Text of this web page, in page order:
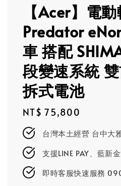
【Acer】電
Predator
車 搭配
段變速系統
拆式電池
Regular
price
NT$ 75,800
台灣本土經營 台中大
支援LINE PAY、藍新
即時客服快速服務